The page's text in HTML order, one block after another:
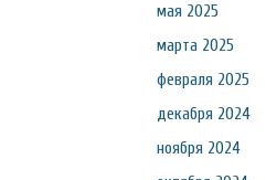
мая 2025
марта 2025
февраля 2025
декабря 2024
ноября 2024